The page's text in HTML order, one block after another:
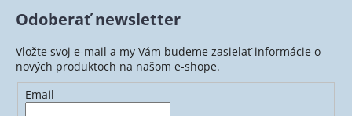
i
e
p
r
v
e
Odoberať newsletter
Vložte svoj e-mail a my Vám budeme zasielať informácie o
nových produktoch na našom e-shope.
Email